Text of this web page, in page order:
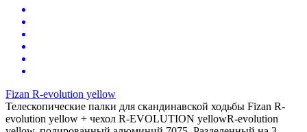
Fizan R-evolution yellow
Телескопические палки для скандинавской ходьбы Fizan R-
evolution yellow + чехол R-EVOLUTION yellowR-evolution